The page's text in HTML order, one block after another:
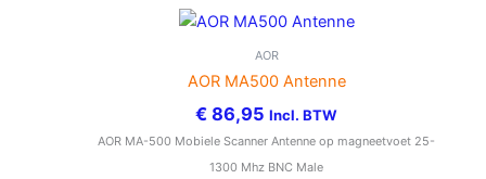
AOR
AOR MA500 Antenne
€ 86,95 Incl. BTW
AOR MA-500 Mobiele Scanner Antenne op magneetvoet 25-
1300 Mhz BNC Male